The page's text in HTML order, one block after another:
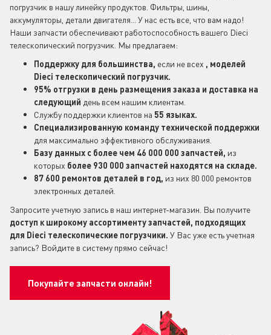
погрузчик в нашу линейку продуктов. Фильтры, шины,
аккумуляторы, детали двигателя... У нас есть все, что вам надо!
Наши запчасти обеспечивают работоспособность вашего Dieci
телескопический погрузчик. Мы предлагаем:
Поддержку для большинства, если не всех , моделей
Dieci телескопический погрузчик.
95% отгрузки в день размещения заказа и доставка на
следующий день всем нашим клиентам.
Службу поддержки клиентов на 55 языках.
Специализированную команду технической поддержки
для максимально эффективного обслуживания.
Базу данных с более чем 46 000 000 запчастей, из
которых более 930 000 запчастей находятся на складе.
87 600 ремонтов деталей в год, из них 80 000 ремонтов
электронных деталей.
Запросите учетную запись в наш интернет-магазин. Вы получите
доступ к широкому ассортименту запчастей, подходящих
для Dieci телескопические погрузчики. У Вас уже есть учетная
запись? Войдите в систему прямо сейчас!
Покупайте запчасти онлайн!